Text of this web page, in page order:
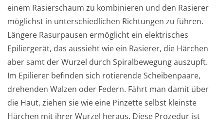
einem Rasierschaum zu kombinieren und den Rasierer
möglichst in unterschiedlichen Richtungen zu führen.
Längere Rasurpausen ermöglicht ein elektrisches
Epiliergerät, das aussieht wie ein Rasierer, die Härchen
aber samt der Wurzel durch Spiralbewegung auszupft.
Im Epilierer befinden sich rotierende Scheibenpaare,
drehenden Walzen oder Federn. Fährt man damit über
die Haut, ziehen sie wie eine Pinzette selbst kleinste
Härchen mit ihrer Wurzel heraus. Diese Prozedur ist